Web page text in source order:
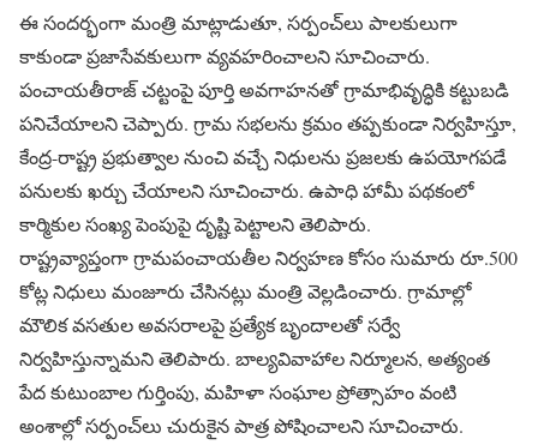
ఈ సందర్భంగా మంత్రి మాట్లాడుతూ, సర్పంచ్‌లు పాలకులుగా
కాకుండా ప్రజాసేవకులుగా వ్యవహరించాలని సూచించారు.
పంచాయతీరాజ్ చట్టంపై పూర్తి అవగాహనతో గ్రామాభివృద్ధికి కట్టుబడి
పనిచేయాలని చెప్పారు. గ్రామ సభలను క్రమం తప్పకుండా నిర్వహిస్తూ,
కేంద్ర-రాష్ట్ర ప్రభుత్వాల నుంచి వచ్చే నిధులను ప్రజలకు ఉపయోగపడే
పనులకు ఖర్చు చేయాలని సూచించారు. ఉపాధి హామీ పథకంలో
కార్మికుల సంఖ్య పెంపుపై దృష్టి పెట్టాలని తెలిపారు.
రాష్ట్రవ్యాప్తంగా గ్రామపంచాయతీల నిర్వహణ కోసం సుమారు రూ.500
కోట్ల నిధులు మంజూరు చేసినట్లు మంత్రి వెల్లడించారు. గ్రామాల్లో
మౌలిక వసతుల అవసరాలపై ప్రత్యేక బృందాలతో సర్వే
నిర్వహిస్తున్నామని తెలిపారు. బాల్యవివాహాల నిర్మూలన, అత్యంత
పేద కుటుంబాల గుర్తింపు, మహిళా సంఘాల ప్రోత్సాహం వంటి
అంశాల్లో సర్పంచ్‌లు చురుకైన పాత్ర పోషించాలని సూచించారు.